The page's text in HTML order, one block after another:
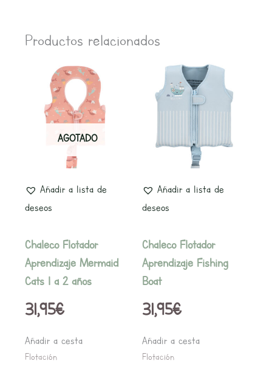
Productos relacionados
AGOTADO
Añadir a lista de
deseos
Chaleco Flotador
Aprendizaje Mermaid
Cats 1 a 2 años
31,95€
Añadir a cesta
Flotación
Añadir a lista de
deseos
Chaleco Flotador
Aprendizaje Fishing
Boat
31,95€
Añadir a cesta
Este
producto
tiene
variantes.
Las
la
Flotación